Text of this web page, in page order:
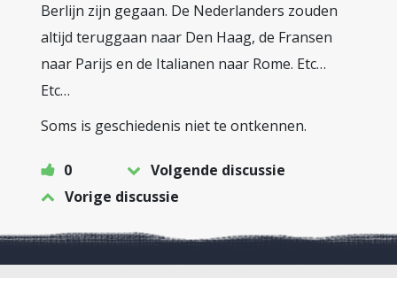
Berlijn zijn gegaan. De Nederlanders zouden
altijd teruggaan naar Den Haag, de Fransen
naar Parijs en de Italianen naar Rome. Etc…
Etc…
Soms is geschiedenis niet te ontkennen.
0
Volgende discussie
Vorige discussie